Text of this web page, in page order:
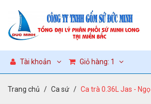
Tài khoản Giỏ hàng: 1
Trang chủ Ca sứ Ca trà 0.36L Jas - Ngọ